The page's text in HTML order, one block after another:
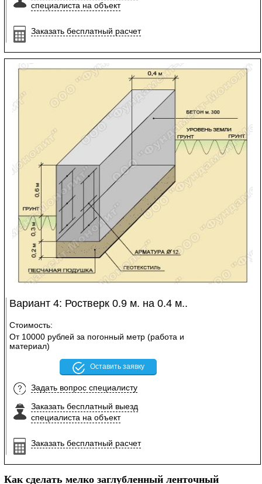
специалиста на объект
Заказать бесплатный расчет
Вариант 4: Ростверк 0.9 м. на 0.4 м..
Стоимость:
От 10000 рублей за погонный метр (работа и
материал)
Оставить заявку
Задать вопрос специалисту
Заказать бесплатный выезд
специалиста на объект
Заказать бесплатный расчет
Как сделать мелко заглубленный ленточный